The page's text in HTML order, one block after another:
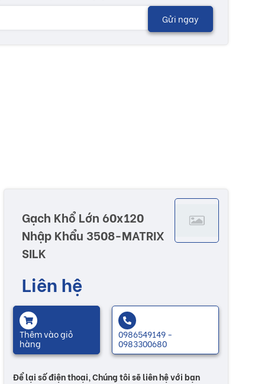
Gửi ngay
Gạch Khổ Lớn 60x120
Nhập Khẩu 3508-MATRIX
SILK
Liên hệ
Thêm vào giỏ
hàng
0986549149 -
0983300680
Để lại số điện thoại, Chúng tôi sẽ liên hệ với bạn